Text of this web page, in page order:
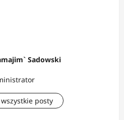
Sadowski
posty